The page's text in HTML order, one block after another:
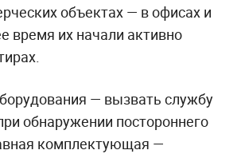
объектах — в офисах и
время их начали активно
— вызвать службу
обнаружении постороннего
комплектующая —